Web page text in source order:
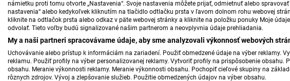
námietku proti tomu otvorte „Nastavenia“. Svoje nastavenia môžete prijať, odmietnuť alebo
nastavenia“ alebo kedykoľvek kliknutím na tlačidlo odtlačku prsta v ľavom dolnom rohu webovej
kliknite na odtlačok prsta alebo odkaz v päte webovej stránky a kliknite na položku ponuky Moje
odvolať. Tieto voľby budú signalizované našim partnerom a neovplyvnia údaje prehliadania.
My a naši partneri spracovávame údaje, aby sme analyzovali výkonnosť webových
Uchovávanie alebo prístup k informáciám na zariadení. Použiť obmedzené údaje na výber reklamy.
reklamu. Použiť profily na výber personalizovanej reklamy. Vytvoriť profily na prispôsobenie obsahu.
obsahu. Meranie výkonnosti reklamy. Meranie výkonnosti obsahu. Pochopiť cieľové skupiny na
rôznych zdrojov. Vývoj a zlepšovanie služieb. Použitie obmedzených údajov na výber obsahu.
konyhában?
különleges a
gyümölcsök? Mi
hagyományuk,
vendége a
gasztroblogger